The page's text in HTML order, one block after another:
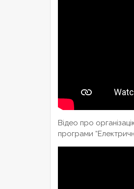
Відео про
програми “Електричні